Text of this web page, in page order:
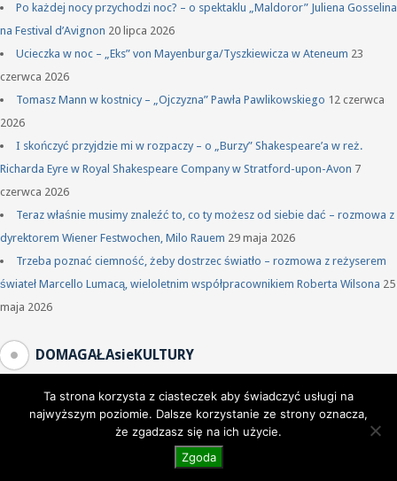
Po każdej nocy przychodzi noc? – o spektaklu „Maldoror” Juliena Gosselina
na Festival d’Avignon 20 lipca 2026
Ucieczka w noc – „Eks” von Mayenburga/Tyszkiewicza w Ateneum 23
czerwca 2026
Tomasz Mann w kostnicy – „Ojczyzna” Pawła Pawlikowskiego 12 czerwca
2026
I skończyć przyjdzie mi w rozpaczy – o „Burzy” Shakespeare’a w reż.
Richarda Eyre w Royal Shakespeare Company w Stratford-upon-Avon 7
czerwca 2026
Teraz właśnie musimy znaleźć to, co ty możesz od siebie dać – rozmowa z
dyrektorem Wiener Festwochen, Milo Rauem 29 maja 2026
Trzeba poznać ciemność, żeby dostrzec światło – rozmowa z reżyserem
świateł Marcello Lumacą, wieloletnim współpracownikiem Roberta Wilsona 25
maja 2026
DOMAGAŁAsieKULTURY
Ta strona korzysta z ciasteczek aby świadczyć usługi na
najwyższym poziomie. Dalsze korzystanie ze strony oznacza,
że zgadzasz się na ich użycie.
Zgoda